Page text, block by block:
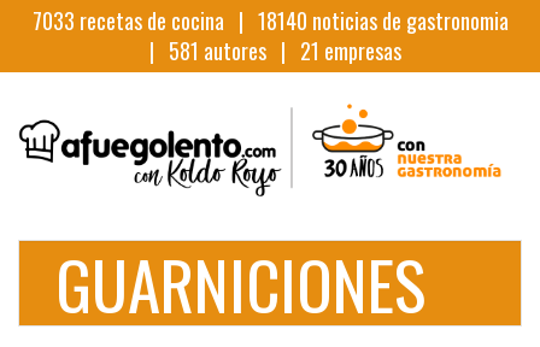
7033 recetas de cocina | 18140 noticias de gastronomia
| 581 autores | 21 empresas
GUARNICIONES